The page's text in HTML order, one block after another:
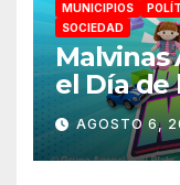
MUNICIPIOS
SOCIEDAD
Malvinas
el Día de
jornadas
para
AGOSTO 6,